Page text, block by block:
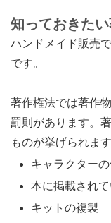
知っておきた
ハンドメイド販売
です。
著作権法では著作
罰則があります。
ものが挙げられます
キャラクター
本に掲載され
キットの複製